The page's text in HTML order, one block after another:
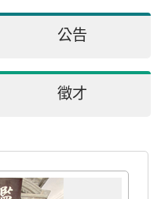
公告
徵才